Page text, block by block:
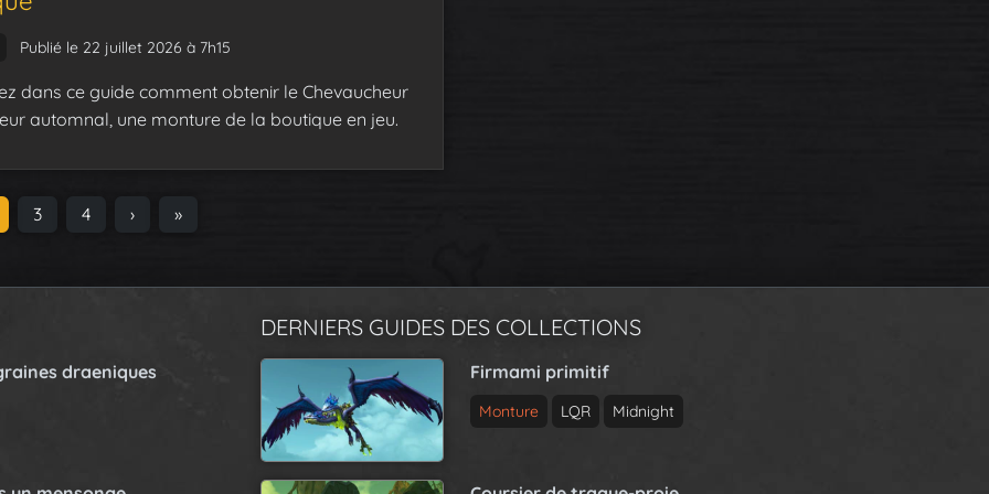
Publié le 22 juillet 2026 à 7h15
dans ce guide comment obtenir le Chevaucheur
automnal, une monture de la boutique en jeu.
P
3
P
4 › »
draeniques
DERNIERS GUIDES DES COLLECTIONS
Firmami primitif
Monture LQR Midnight